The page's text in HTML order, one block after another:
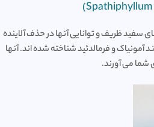
ظریف و توانایی آنها در حذف آلاینده
و فرمالدئید شناخته شده اند. آنها
شما می آورند.